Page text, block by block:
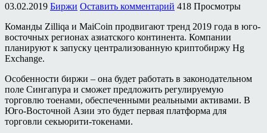
03.02.2019 Биржи Оставить комментарий 418 Просмотры
Команды Zilliqa и MaiCoin продвигают тренд 2019 года в юго-
восточных регионах азиатского континента. Компании
планируют к запуску централизованную криптобиржу Hg
Exchange.
Особенности биржи – она будет работать в законодательном
поле Сингапура и сможет предложить регулируемую
торговлю тоенами, обеспеченными реальными активами. В
Юго-Восточной Азии это будет первая платформа для
торговли секьюрити-токенами.